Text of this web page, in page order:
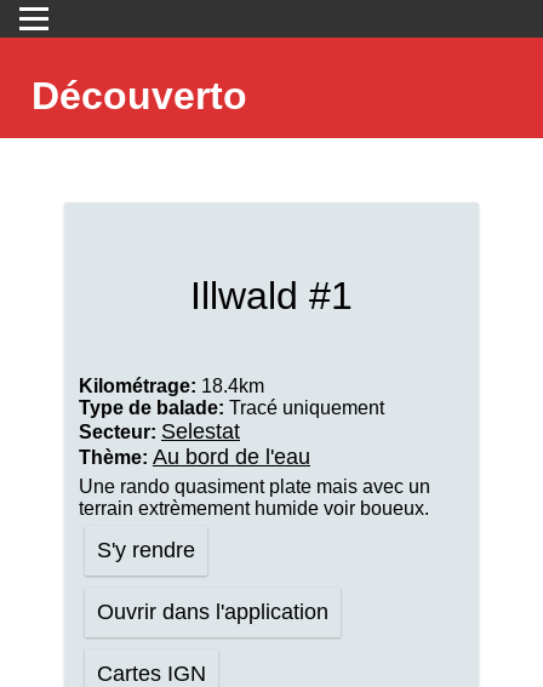
Découverto
Illwald #1
Kilométrage: 18.4km
Type de balade: Tracé uniquement
Secteur: Selestat
Thème: Au bord de l'eau
Une rando quasiment plate mais avec un
terrain extrèmement humide voir boueux.
S'y rendre
Ouvrir dans l'application
Cartes IGN